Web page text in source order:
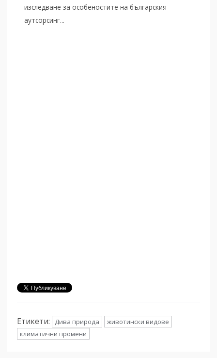
изследване за особеностите на българския
аутсорсинг...
Етикети: Дива природа
животински видове
климатични промени